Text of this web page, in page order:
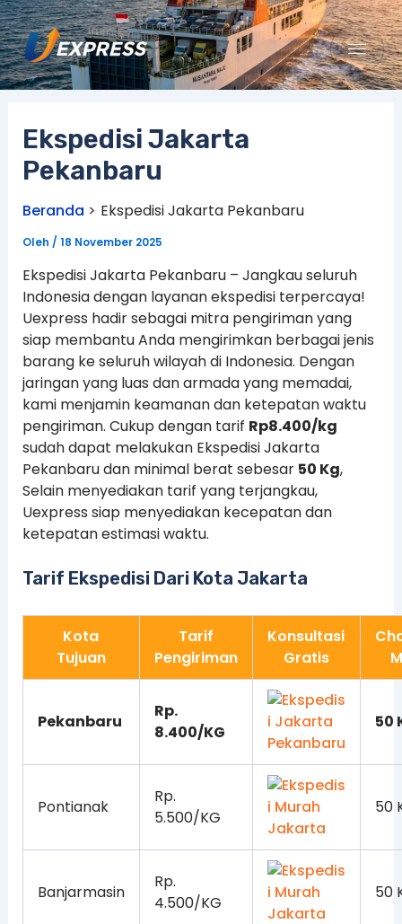
Lewati
ke
konten
Ekspedisi Jakarta
Pekanbaru
Beranda Ekspedisi Jakarta Pekanbaru
Oleh / 18 November 2025
Ekspedisi Jakarta Pekanbaru – Jangkau seluruh
Indonesia dengan layanan ekspedisi terpercaya!
Uexpress hadir sebagai mitra pengiriman yang
siap membantu Anda mengirimkan berbagai jenis
barang ke seluruh wilayah di Indonesia. Dengan
jaringan yang luas dan armada yang memadai,
kami menjamin keamanan dan ketepatan waktu
pengiriman. Cukup dengan tarif Rp8.400/kg
sudah dapat melakukan Ekspedisi Jakarta
Pekanbaru dan minimal berat sebesar 50 Kg,
Selain menyediakan tarif yang terjangkau,
Uexpress siap menyediakan kecepatan dan
ketepatan estimasi waktu.
Tarif Ekspedisi Dari Kota Jakarta
Kota
Tujuan
Tarif
Pengiriman
Konsultasi
Gratis
Pekanbaru
Rp.
8.400/KG
50
Pontianak
Rp.
5.500/KG
50
Banjarmasin
Rp.
4.500/KG
50